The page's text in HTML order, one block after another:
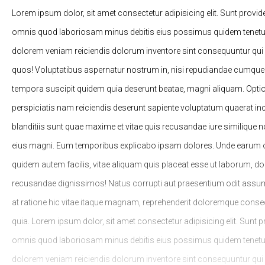
Lorem ipsum dolor, sit amet consectetur adipisicing elit. Sunt
omnis quod laboriosam minus debitis eius possimus quidem
dolorem veniam reiciendis dolorum inventore sint consequuntur
quos! Voluptatibus aspernatur nostrum in, nisi repudiandae
tempora suscipit quidem quia deserunt beatae, magni aliquam.
perspiciatis nam reiciendis deserunt sapiente voluptatum quaerat
blanditiis sunt quae maxime et vitae quis recusandae iure similique
eius magni. Eum temporibus explicabo ipsam dolores. Unde earum
quidem autem facilis, vitae aliquam quis placeat esse ut laborum,
recusandae dignissimos! Natus corrupti aut praesentium odit
at ratione hic vitae itaque magnam, reprehenderit doloremque
quia. Lorem ipsum dolor, sit amet consectetur adipisicing elit. Sunt
omnis quod laboriosam minus debitis eius possimus quidem
dolorem veniam reiciendis dolorum inventore sint consequuntur